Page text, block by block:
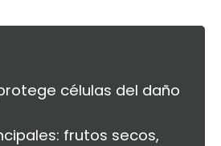
células del daño
frutos secos,